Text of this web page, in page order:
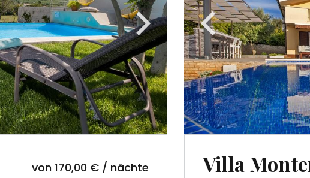
von 170,00 € / nächte Villa
Sichern
Ihre erste
Abonnieren Sie
Nach der